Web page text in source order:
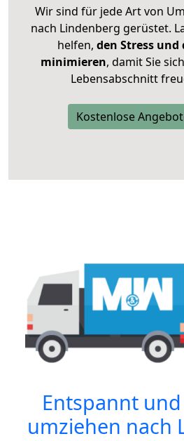
Wir sind für jede Art von
nach Lindenberg gerüstet.
helfen, den Stress und
minimieren, damit Sie
Lebensabschnitt
Kostenlose
Entspannt
umziehen nach